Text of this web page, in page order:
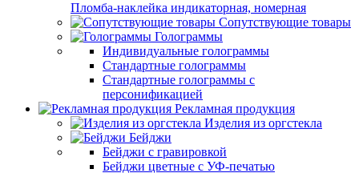
Пломба-наклейка индикаторная, номерная
Сопутствующие товары
Голограммы
Индивидуальные голограммы
Стандартные голограммы
Стандартные голограммы с
персонификацией
Рекламная продукция
Изделия из оргстекла
Бейджи
Бейджи с гравировкой
Бейджи цветные с УФ-печатью